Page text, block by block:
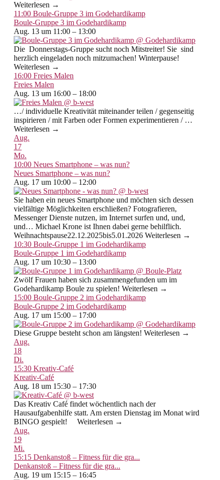
Weiterlesen →
11:00 Boule-Gruppe 3 im Godehardikamp
Boule-Gruppe 3 im Godehardikamp
Aug. 13 um 11:00 – 13:00
Die Donnerstags-Gruppe sucht noch Mitstreiter! Sie sind
herzlich eingeladen noch mitzumachen! Winterpause!
Weiterlesen →
16:00 Freies Malen
Freies Malen
Aug. 13 um 16:00 – 18:00
…/ individuelle Kreativität miteinander teilen / gegenseitig
inspirieren / mit Farben oder Formen experimentieren / …
Weiterlesen →
Aug.
17
Mo.
10:00 Neues Smartphone – was nun?
Neues Smartphone – was nun?
Aug. 17 um 10:00 – 12:00
Sie haben ein neues Smartphone und möchten sich dessen
vielfältige Möglichkeiten erschließen? Fotografieren,
Messenger Dienste nutzen, im Internet surfen und, und,
und… Michael Krone ist Ihnen dabei gerne behilflich.
Weihnachtspause22.12.2025bis5.01.2026 Weiterlesen →
10:30 Boule-Gruppe 1 im Godehardikamp
Boule-Gruppe 1 im Godehardikamp
Aug. 17 um 10:30 – 13:00
Zwölf Frauen haben sich zusammengefunden um im
Godehardikamp Boule zu spielen! Weiterlesen →
15:00 Boule-Gruppe 2 im Godehardikamp
Boule-Gruppe 2 im Godehardikamp
Aug. 17 um 15:00 – 17:00
Diese Gruppe besteht schon am längsten! Weiterlesen →
Aug.
18
Di.
15:30 Kreativ-Café
Kreativ-Café
Aug. 18 um 15:30 – 17:30
Das Kreativ Café findet wöchentlich nach der
Hausaufgabenhilfe statt. Am ersten Dienstag im Monat wird
BINGO gespielt! Weiterlesen →
Aug.
19
Mi.
15:15 Denkanstoß – Fitness für die gra...
Denkanstoß – Fitness für die gra...
Aug. 19 um 15:15 – 16:45